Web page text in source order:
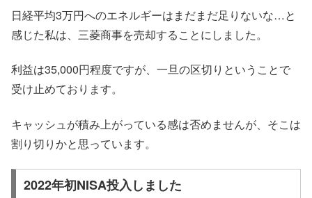
日経平均3万円へのエネルギーはまだまだ足りないな…と
感じた私は、三菱商事を売却することにしました。
利益は35,000円程度ですが、一旦の区切りということで
受け止めております。
キャッシュが積み上がっている感は否めませんが、そこは
割り切りかと思っています。
2022年初NISA投入しました